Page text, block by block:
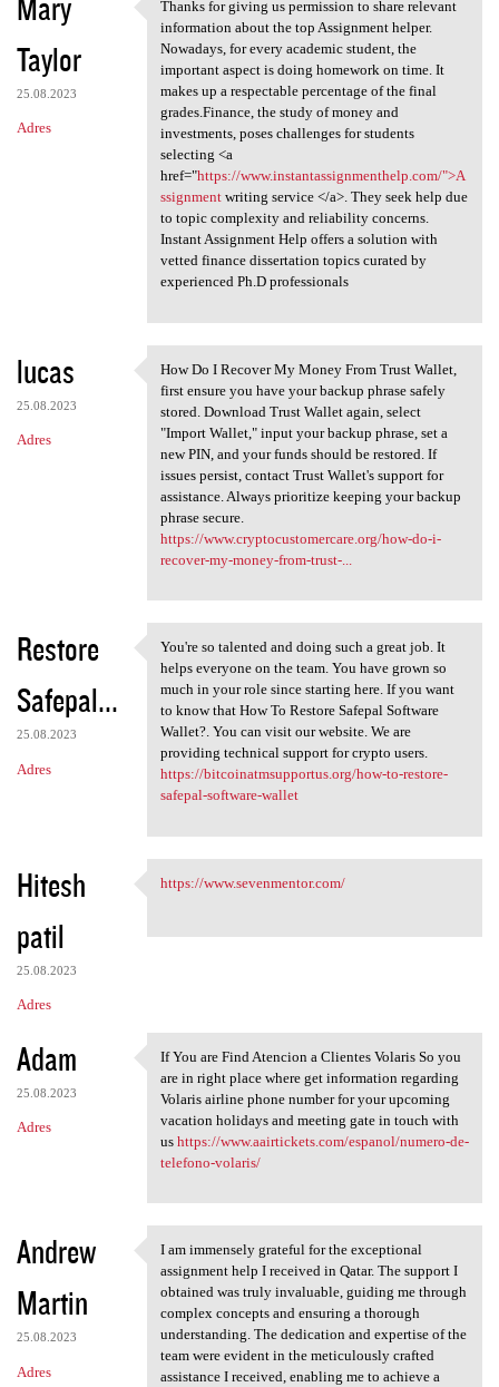
Taylor
25.08.2023
Adres
Thanks for giving us
Thanks for giving us permission to share relevant
information about the top Assignment helper.
Nowadays, for every academic student, the
important aspect is doing homework on time. It
makes up a respectable percentage of the final
grades.Finance, the study of money and
investments, poses challenges for students
selecting <a
href="https://www.instantassignmenthelp.com/">A
ssignmentwriting service </a>. They seek help due
to topic complexity and reliability concerns.
Instant Assignment Help offers a solution with
vetted finance dissertation topics curated by
experienced Ph.D professionals
lucas
25.08.2023
Adres
How Do I Recover My Money
How Do I Recover My Money From Trust Wallet,
first ensure you have your backup phrase safely
stored. Download Trust Wallet again, select
"Import Wallet," input your backup phrase, set a
new PIN, and your funds should be restored. If
issues persist, contact Trust Wallet's support for
assistance. Always prioritize keeping your backup
phrase secure.
https://www.cryptocustomercare.org/how-do-i-
recover-my-money-from-trust-...
Restore
Safepal...
25.08.2023
Adres
You're so talented and doing
You're so talented and doing such a great job. It
helps everyone on the team. You have grown so
much in your role since starting here. If you want
to know that How To Restore Safepal Software
Wallet?. You can visit our website. We are
providing technical support for crypto users.
https://bitcoinatmsupportus.org/how-to-restore-
safepal-software-wallet
Hitesh
patil
25.08.2023
Adres
https://www.sevenmentor.com/
https://www.sevenmentor.com/
Adam
25.08.2023
Adres
If You are Find Atencion a
If You are Find Atencion a Clientes Volaris So you
are in right place where get information regarding
Volaris airline phone number for your upcoming
vacation holidays and meeting gate in touch with
us https://www.aairtickets.com/espanol/numero-de-
telefono-volaris/
Andrew
Martin
25.08.2023
Adres
I am immensely grateful for
I am immensely grateful for the exceptional
assignment help I received in Qatar. The support I
obtained was truly invaluable, guiding me through
complex concepts and ensuring a thorough
understanding. The dedication and expertise of the
team were evident in the meticulously crafted
assistance I received, enabling me to achieve a